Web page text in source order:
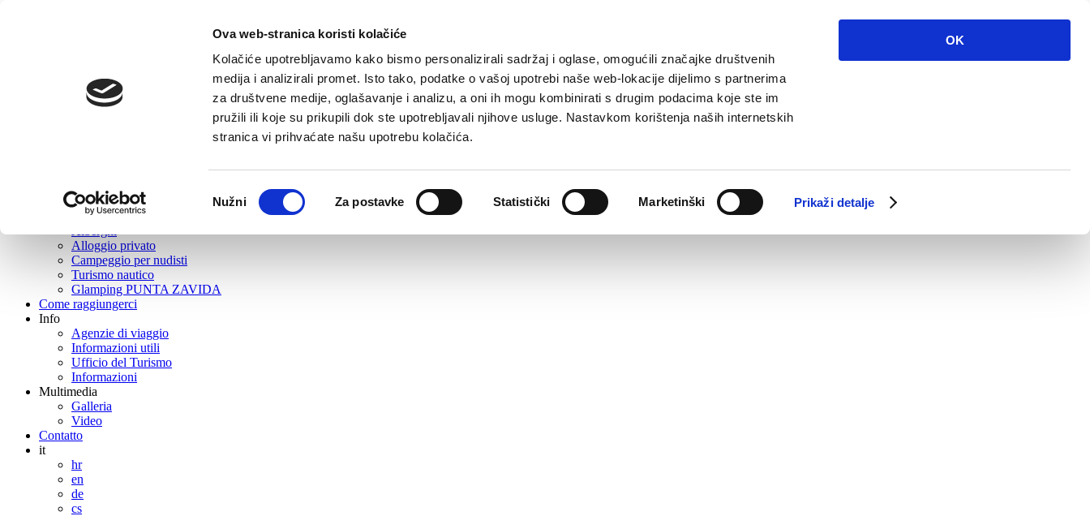
Ova web-stranica koristi kolačiće
Kolačiće upotrebljavamo kako bismo personalizirali sadržaj i oglase, omogućili značajke društvenih
medija i analizirali promet. Isto tako, podatke o vašoj upotrebi naše web-lokacije dijelimo s partnerima
za društvene medije, oglašavanje i analizu, a oni ih mogu kombinirati s drugim podacima koje ste im
pružili ili koje su prikupili dok ste upotrebljavali njihove usluge. Nastavkom korištenja naših internetskih
stranica vi prihvaćate našu upotrebu kolačića.
pristanka
Nužni Za postavke Statistički Marketinški Prikaži detalje
OK
Cosa visitare?
Mangiare e Bere
Souvenir e negozi di souvenir
Dove stare?
Alloggio privato
Campeggio per nudisti
Turismo nautico
Glamping PUNTA ZAVIDA
Come raggiungerci
Info
Agenzie di viaggio
Informazioni utili
Ufficio del Turismo
Informazioni
Multimedia
Galleria
Video
Contatto
it
hr
en
de
cs